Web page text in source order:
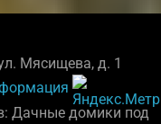
Мясищева, д. 1
Дачные домики под